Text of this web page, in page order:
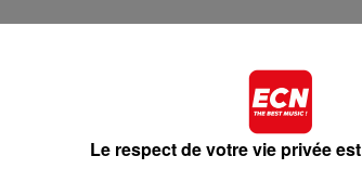
Le respect de votre vie privée